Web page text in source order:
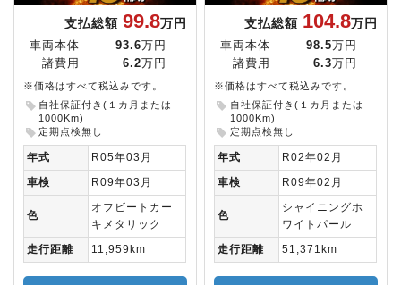
支払総額 99.8万円
車両本体 93.6 万円
諸費用
6.2 万円
※価格はすべて税込みです。
自社保証付き(１カ月または
1000Km)
定期点検無し
年式
R05年03月
車検
R09年03月
色
オフビートカー
キメタリック
走行距離
11,959km
支払総額 104.8万円
車両本体 98.5 万円
諸費用
6.3 万円
※価格はすべて税込みです。
自社保証付き(１カ月または
1000Km)
定期点検無し
年式
R02年02月
車検
R09年02月
色
シャイニングホ
ワイトパール
走行距離
51,371km